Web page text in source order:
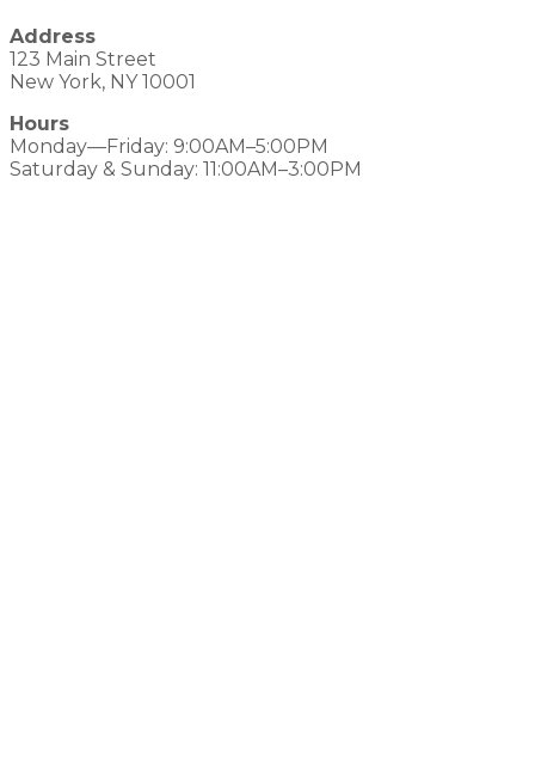
Address
123 Main Street
New York, NY 10001
Hours
Monday—Friday: 9:00AM–5:00PM
Saturday & Sunday: 11:00AM–3:00PM